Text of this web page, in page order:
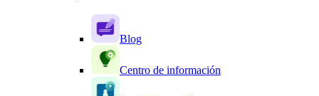
Blog
Centro de información